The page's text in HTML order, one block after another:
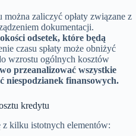
zaliczyć opłaty związane z
dokumentacji.
odsetek, które będą
czasu spłaty może obniżyć
wzrostu ogólnych kosztów
przeanalizować wszystkie
niespodzianek finansowych.
kredytu
z kilku istotnych elementów: